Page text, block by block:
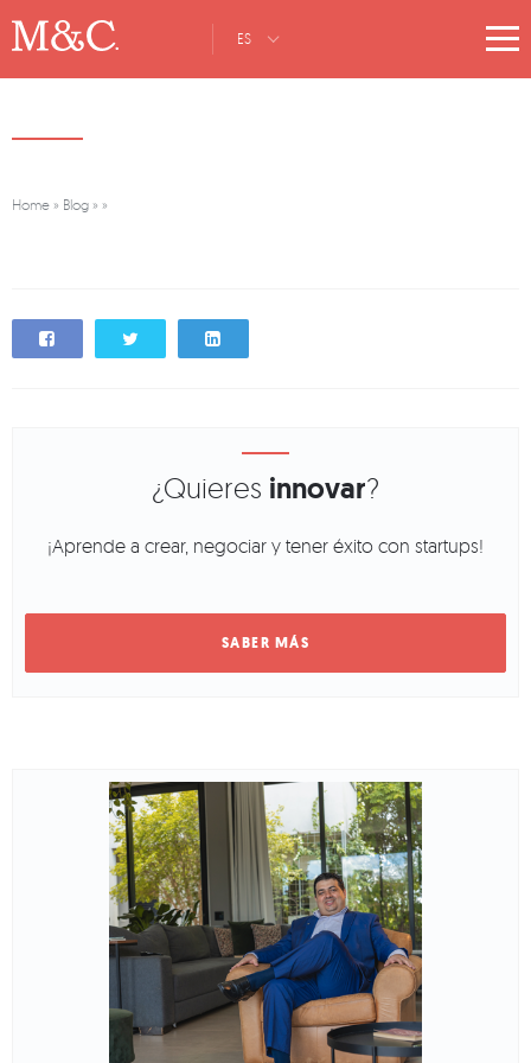
ES
Home » Blog » »
¿Quieres innovar?
¡Aprende a crear, negociar y tener éxito con startups!